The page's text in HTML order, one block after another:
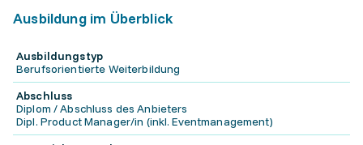
Ausbildung im Überblick
Ausbildungstyp
Berufsorientierte Weiterbildung
Abschluss
Diplom / Abschluss des Anbieters
Dipl. Product Manager/in (inkl. Eventmanagement)